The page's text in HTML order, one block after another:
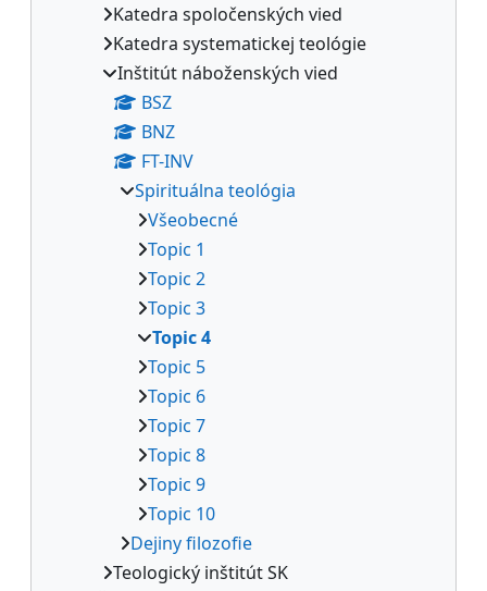
Katedra spoločenských vied
Katedra systematickej teológie
Inštitút náboženských vied
BSZ
BNZ
FT-INV
Spirituálna teológia
Všeobecné
Topic 1
Topic 2
Topic 3
Topic 4
Topic 5
Topic 6
Topic 7
Topic 8
Topic 9
Topic 10
Dejiny filozofie
Teologický inštitút SK